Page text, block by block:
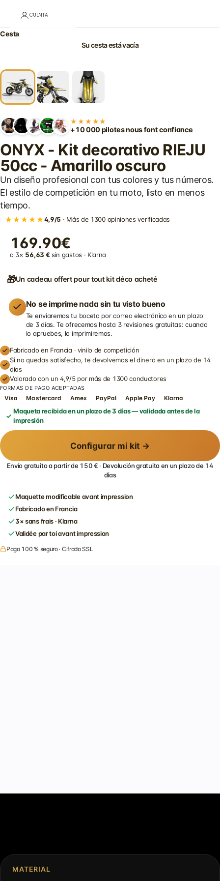
CUENTA
Cesta
Su cesta está vacía
★★★★★
+10 000 pilotes nous font confiance
ONYX - Kit decorativo RIEJU
50cc - Amarillo oscuro
Un diseño profesional con tus colores y tus números.
El estilo de competición en tu moto, listo en menos
tiempo.
★★★★★4,9/5 · Más de 1300 opiniones verificadas
169.90€
o 3× 56,63 € sin gastos · Klarna
🎁Un cadeau offert pour tout kit déco acheté
No se imprime nada sin tu visto bueno
Te enviaremos tu boceto por correo electrónico en un plazo
de 3 días. Te ofrecemos hasta 3 revisiones gratuitas: cuando
lo apruebes, lo imprimiremos.
Fabricado en Francia · vinilo de competición
Si no quedas satisfecho, te devolvemos el dinero en un plazo de 14
días
Valorado con un 4,9/5 por más de 1300 conductores
FORMAS DE PAGO ACEPTADAS
Visa Mastercard Amex PayPal Apple Pay Klarna
Maqueta recibida en un plazo de 3 días — validada antes de la
impresión
Configurar mi kit →
Envío gratuito a partir de 150 € · Devolución gratuita en un plazo de 14
días
Maquette modificable avant impression
Fabricado en Francia
3× sans frais · Klarna
Validée par toi avant impression
Pago 100 % seguro · Cifrado SSL
MATERIAL